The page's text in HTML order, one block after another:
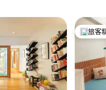
旅客精
旅客